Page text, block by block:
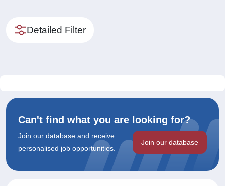
Detailed Filter
Can't find what you are looking for?
Join our database and receive
personalised job opportunities.
Join our database